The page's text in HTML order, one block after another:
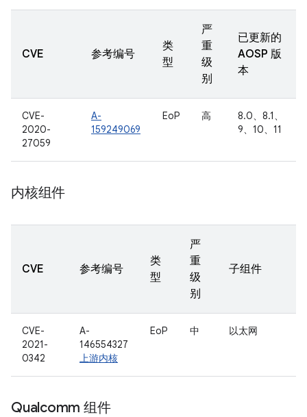
CVE 参考编号
类
型
严
重
级
别
已更新的
AOSP 版
本
CVE-
2020-
27059
A-
159249069
EoP 高
8.0、8.1、
9、10、11
内核组件
CVE 参考编号
类
型
严
重
级
别
子组件
CVE-
2021-
0342
A-
146554327
上游内核
EoP 中 以太网
Qualcomm 组件